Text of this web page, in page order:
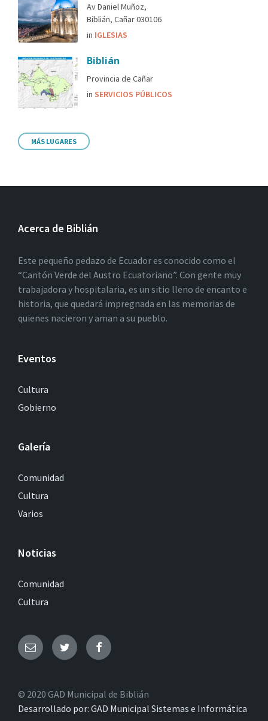
Av Daniel Muñoz,
Biblián, Cañar 030106
in IGLESIAS
Biblián
Provincia de Cañar
in SERVICIOS PÚBLICOS
MÁS LUGARES
Acerca de Biblián
Este pequeño pedazo de Ecuador es conocido como el
“Cantón Verde del Austro Ecuatoriano”. Con gente muy
trabajadora y hospitalaria, es un sitio lleno de encanto e
historia, que quedará impregnada en las memorias de
quienes nacieron y aman a su pueblo.
Eventos
Cultura
Gobierno
Galería
Comunidad
Cultura
Varios
Noticias
Comunidad
Cultura
© 2020 GAD Municipal de Biblián
Desarrollado por: GAD Municipal Sistemas e Informática